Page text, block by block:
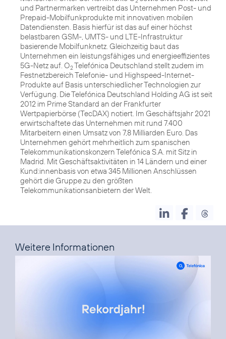
und Partnermarken vertreibt das Unternehmen Post- und
Prepaid-Mobilfunkprodukte mit innovativen mobilen
Datendiensten. Basis hierfür ist das auf einer höchst
belastbaren GSM-, UMTS- und LTE-Infrastruktur
basierende Mobilfunknetz. Gleichzeitig baut das
Unternehmen ein leistungsfähiges und energieeffizientes
5G-Netz auf. O2Telefónica Deutschland stellt zudem im
Festnetzbereich Telefonie- und Highspeed-Internet-
Produkte auf Basis unterschiedlicher Technologien zur
Verfügung. Die Telefónica Deutschland Holding AG ist seit
2012 im Prime Standard an der Frankfurter
Wertpapierbörse (TecDAX) notiert. Im Geschäftsjahr 2021
erwirtschaftete das Unternehmen mit rund 7.400
Mitarbeitern einen Umsatz von 7,8 Milliarden Euro. Das
Unternehmen gehört mehrheitlich zum spanischen
Telekommunikationskonzern Telefónica S.A. mit Sitz in
Madrid. Mit Geschäftsaktivitäten in 14 Ländern und einer
Kund:innenbasis von etwa 345 Millionen Anschlüssen
gehört die Gruppe zu den größten
Telekommunikationsanbietern der Welt.
Weitere Informationen